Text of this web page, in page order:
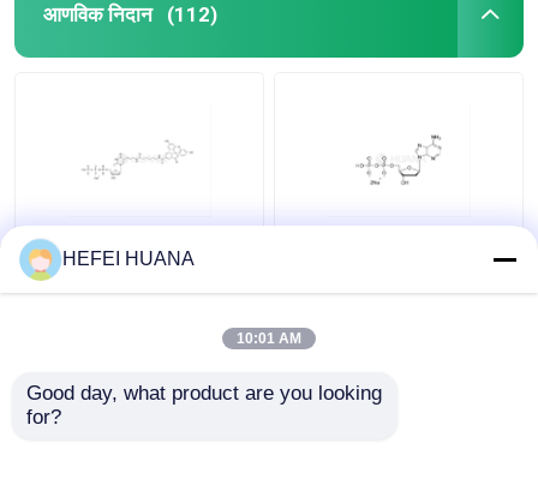
आणविक निदान (112)
फ्लोरोसेइन-12-डीयूटीपी 1
एमएम सोडियम समाधान
HEFEI HUANA
10:01 AM
Good day, what product are you looking
for?